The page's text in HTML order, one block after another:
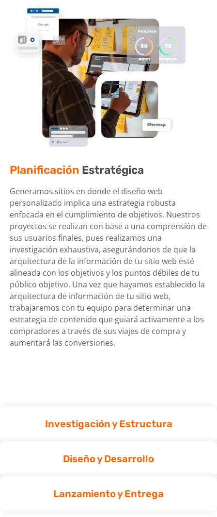
Planificación Estratégica
Generamos sitios en donde el diseño web
personalizado implica una estrategia robusta
enfocada en el cumplimiento de objetivos. Nuestros
proyectos se realizan con base a una comprensión de
sus usuarios finales, pues realizamos una
investigación exhaustiva, asegurándonos de que la
arquitectura de la información de tu sitio web esté
alineada con los objetivos y los puntos débiles de tu
público objetivo. Una vez que hayamos establecido la
arquitectura de información de tu sitio web,
trabajaremos con tu equipo para determinar una
estrategia de contenido que guiará activamente a los
compradores a través de sus viajes de compra y
aumentará las conversiones.
Investigación y Estructura
Diseño y Desarrollo
Lanzamiento y Entrega​